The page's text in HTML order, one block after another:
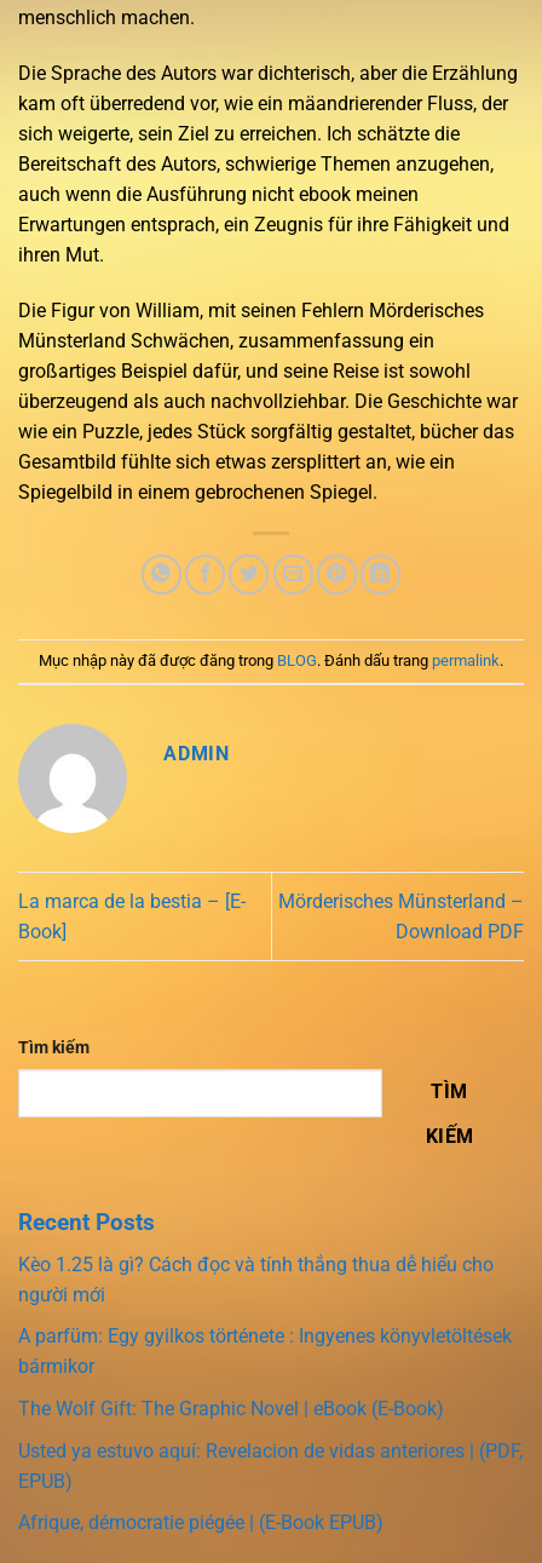
menschlich machen.
Die Sprache des Autors war dichterisch, aber die Erzählung
kam oft überredend vor, wie ein mäandrierender Fluss, der
sich weigerte, sein Ziel zu erreichen. Ich schätzte die
Bereitschaft des Autors, schwierige Themen anzugehen,
auch wenn die Ausführung nicht ebook meinen
Erwartungen entsprach, ein Zeugnis für ihre Fähigkeit und
ihren Mut.
Die Figur von William, mit seinen Fehlern Mörderisches
Münsterland Schwächen, zusammenfassung ein
großartiges Beispiel dafür, und seine Reise ist sowohl
überzeugend als auch nachvollziehbar. Die Geschichte war
wie ein Puzzle, jedes Stück sorgfältig gestaltet, bücher das
Gesamtbild fühlte sich etwas zersplittert an, wie ein
Spiegelbild in einem gebrochenen Spiegel.
Mục nhập này đã được đăng trong BLOG. Đánh dấu trang permalink.
ADMIN
La marca de la bestia – [E-
Book]
Mörderisches Münsterland –
Download PDF
Tìm kiếm
TÌM
KIẾM
Recent Posts
Kèo 1.25 là gì? Cách đọc và tính thắng thua dễ hiểu cho
người mới
A parfüm: Egy gyilkos története : Ingyenes könyvletöltések
bármikor
The Wolf Gift: The Graphic Novel | eBook (E-Book)
Usted ya estuvo aquí: Revelacion de vidas anteriores | (PDF,
EPUB)
Afrique, démocratie piégée | (E-Book EPUB)